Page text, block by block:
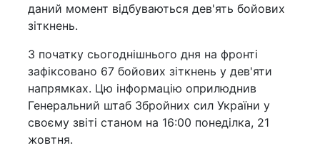
даний момент відбуваються дев'ять бойових
зіткнень.
З початку сьогоднішнього дня на фронті
зафіксовано 67 бойових зіткнень у дев'яти
напрямках. Цю інформацію оприлюднив
Генеральний штаб Збройних сил України у
своєму звіті станом на 16:00 понеділка, 21
жовтня.